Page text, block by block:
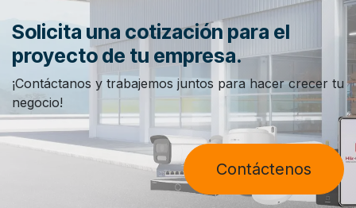
Solicita una cotización para el
proyecto de tu empresa.
¡Contáctanos y trabajemos juntos para hacer crecer tu
negocio!
Contáctenos